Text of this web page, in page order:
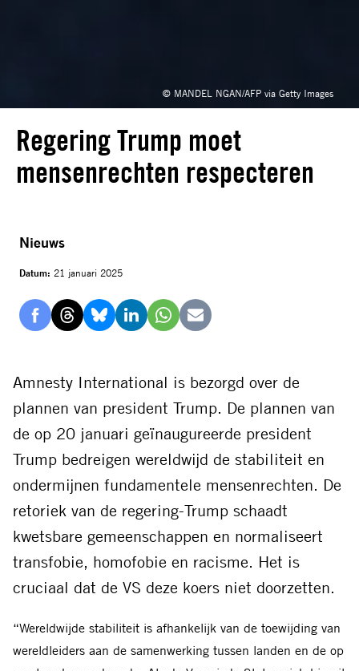
© MANDEL NGAN/AFP via Getty Images
Nieuws
Datum: 21 januari 2025
Delen
Facebook
Delen
Threads
Delen
Bluesky
Delen
LinkedIn
Delen
Whatsapp
Delen
E-
mail
Regering Trump moet
mensenrechten respecteren
Amnesty International is bezorgd over de
plannen van president Trump. De plannen van
de op 20 januari geïnaugureerde president
Trump bedreigen wereldwijd de stabiliteit en
ondermijnen fundamentele mensenrechten. De
retoriek van de regering-Trump schaadt
kwetsbare gemeenschappen en normaliseert
transfobie, homofobie en racisme. Het is
cruciaal dat de VS deze koers niet doorzetten.
“Wereldwijde stabiliteit is afhankelijk van de toewijding van
wereldleiders aan de samenwerking tussen landen en de op